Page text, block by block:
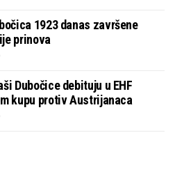
1923 danas završene
prinova
Dubočice debituju u EHF
kupu protiv Austrijanaca